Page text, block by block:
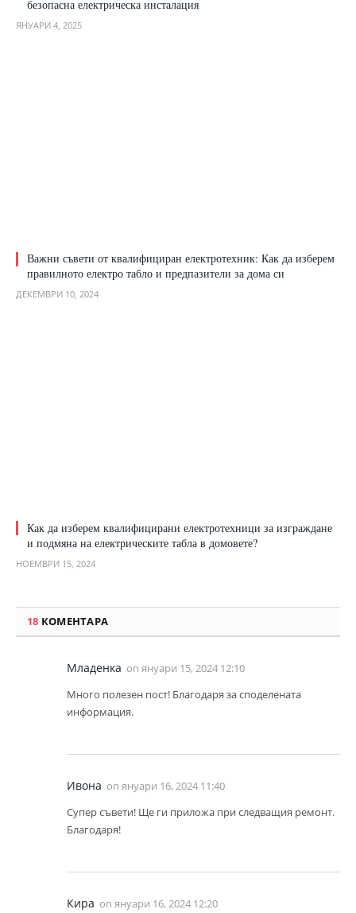
безопасна електрическа инсталация
ЯНУАРИ 4, 2025
Важни съвети от квалифициран електротехник: Как да изберем
правилното електро табло и предпазители за дома си
ДЕКЕМВРИ 10, 2024
Как да изберем квалифицирани електротехници за изграждане
и подмяна на електрическите табла в домовете?
НОЕМВРИ 15, 2024
18 КОМЕНТАРА
Младенка on януари 15, 2024 12:10
Много полезен пост! Благодаря за споделената
информация.
Ивона on януари 16, 2024 11:40
Супер съвети! Ще ги приложа при следващия ремонт.
Благодаря!
Кира on януари 16, 2024 12:20